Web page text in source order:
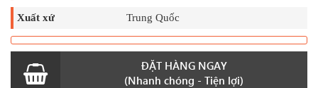
Xuất xứ Trung Quốc
ĐẶT HÀNG NGAY
(Nhanh chóng - Tiện lợi)